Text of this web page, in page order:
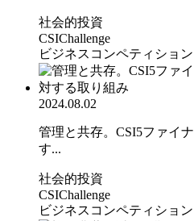
社会的投資
CSIChallenge
ビジネスコンペティション
2024.08.02
管理と共存。CSI5ファイ
す...
社会的投資
CSIChallenge
ビジネスコンペティション